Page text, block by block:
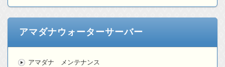
アマダナウォーターサーバー
アマダナ メンテナンス